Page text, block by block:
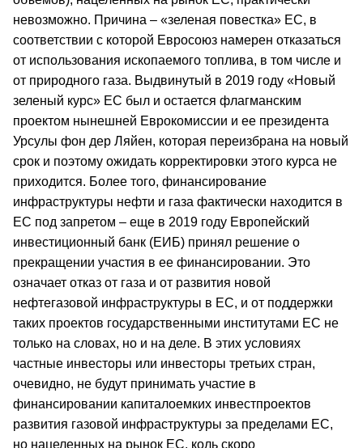
невозможно. Причина – «зеленая повестка» ЕС, в
соответствии с которой Евросоюз намерен отказаться
от использования ископаемого топлива, в том числе и
от природного газа. Выдвинутый в 2019 году «Новый
зеленый курс» ЕС был и остается флагманским
проектом нынешней Еврокомиссии и ее президента
Урсулы фон дер Ляйен, которая переизбрана на новый
срок и поэтому ожидать корректировки этого курса не
приходится. Более того, финансирование
инфраструктуры нефти и газа фактически находится в
ЕС под запретом – еще в 2019 году Европейский
инвестиционный банк (ЕИБ) принял решение о
прекращении участия в ее финансировании. Это
означает отказ от газа и от развития новой
нефтегазовой инфраструктуры в ЕС, и от поддержки
таких проектов государственными институтами ЕС не
только на словах, но и на деле. В этих условиях
частные инвесторы или инвесторы третьих стран,
очевидно, не будут принимать участие в
финансировании капиталоемких инвестпроектов
развития газовой инфраструктуры за пределами ЕС,
но нацеленных на рынок ЕС, коль скоро